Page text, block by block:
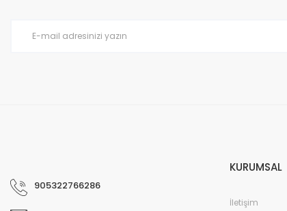
905322766286
KURUMSAL
İletişim